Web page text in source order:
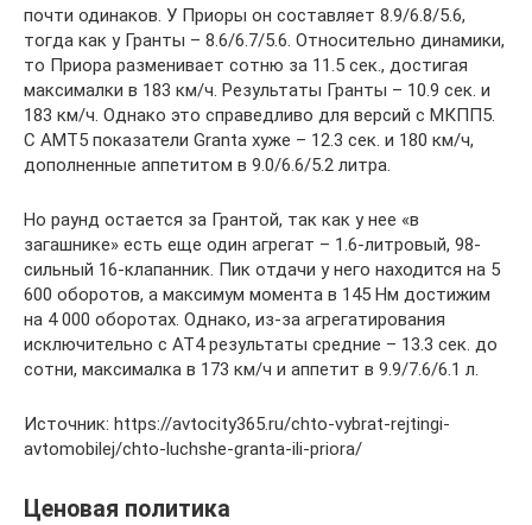
почти одинаков. У Приоры он составляет 8.9/6.8/5.6,
тогда как у Гранты – 8.6/6.7/5.6. Относительно динамики,
то Приора разменивает сотню за 11.5 сек., достигая
максималки в 183 км/ч. Результаты Гранты – 10.9 сек. и
183 км/ч. Однако это справедливо для версий с МКПП5.
С АМТ5 показатели Granta хуже – 12.3 сек. и 180 км/ч,
дополненные аппетитом в 9.0/6.6/5.2 литра.
Но раунд остается за Грантой, так как у нее «в
загашнике» есть еще один агрегат – 1.6-литровый, 98-
сильный 16-клапанник. Пик отдачи у него находится на 5
600 оборотов, а максимум момента в 145 Нм достижим
на 4 000 оборотах. Однако, из-за агрегатирования
исключительно с АТ4 результаты средние – 13.3 сек. до
сотни, максималка в 173 км/ч и аппетит в 9.9/7.6/6.1 л.
Источник: https://avtocity365.ru/chto-vybrat-rejtingi-
avtomobilej/chto-luchshe-granta-ili-priora/
Ценовая политика